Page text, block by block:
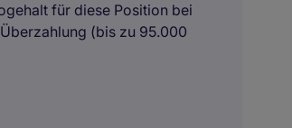
für diese Position bei
(bis zu 95.000